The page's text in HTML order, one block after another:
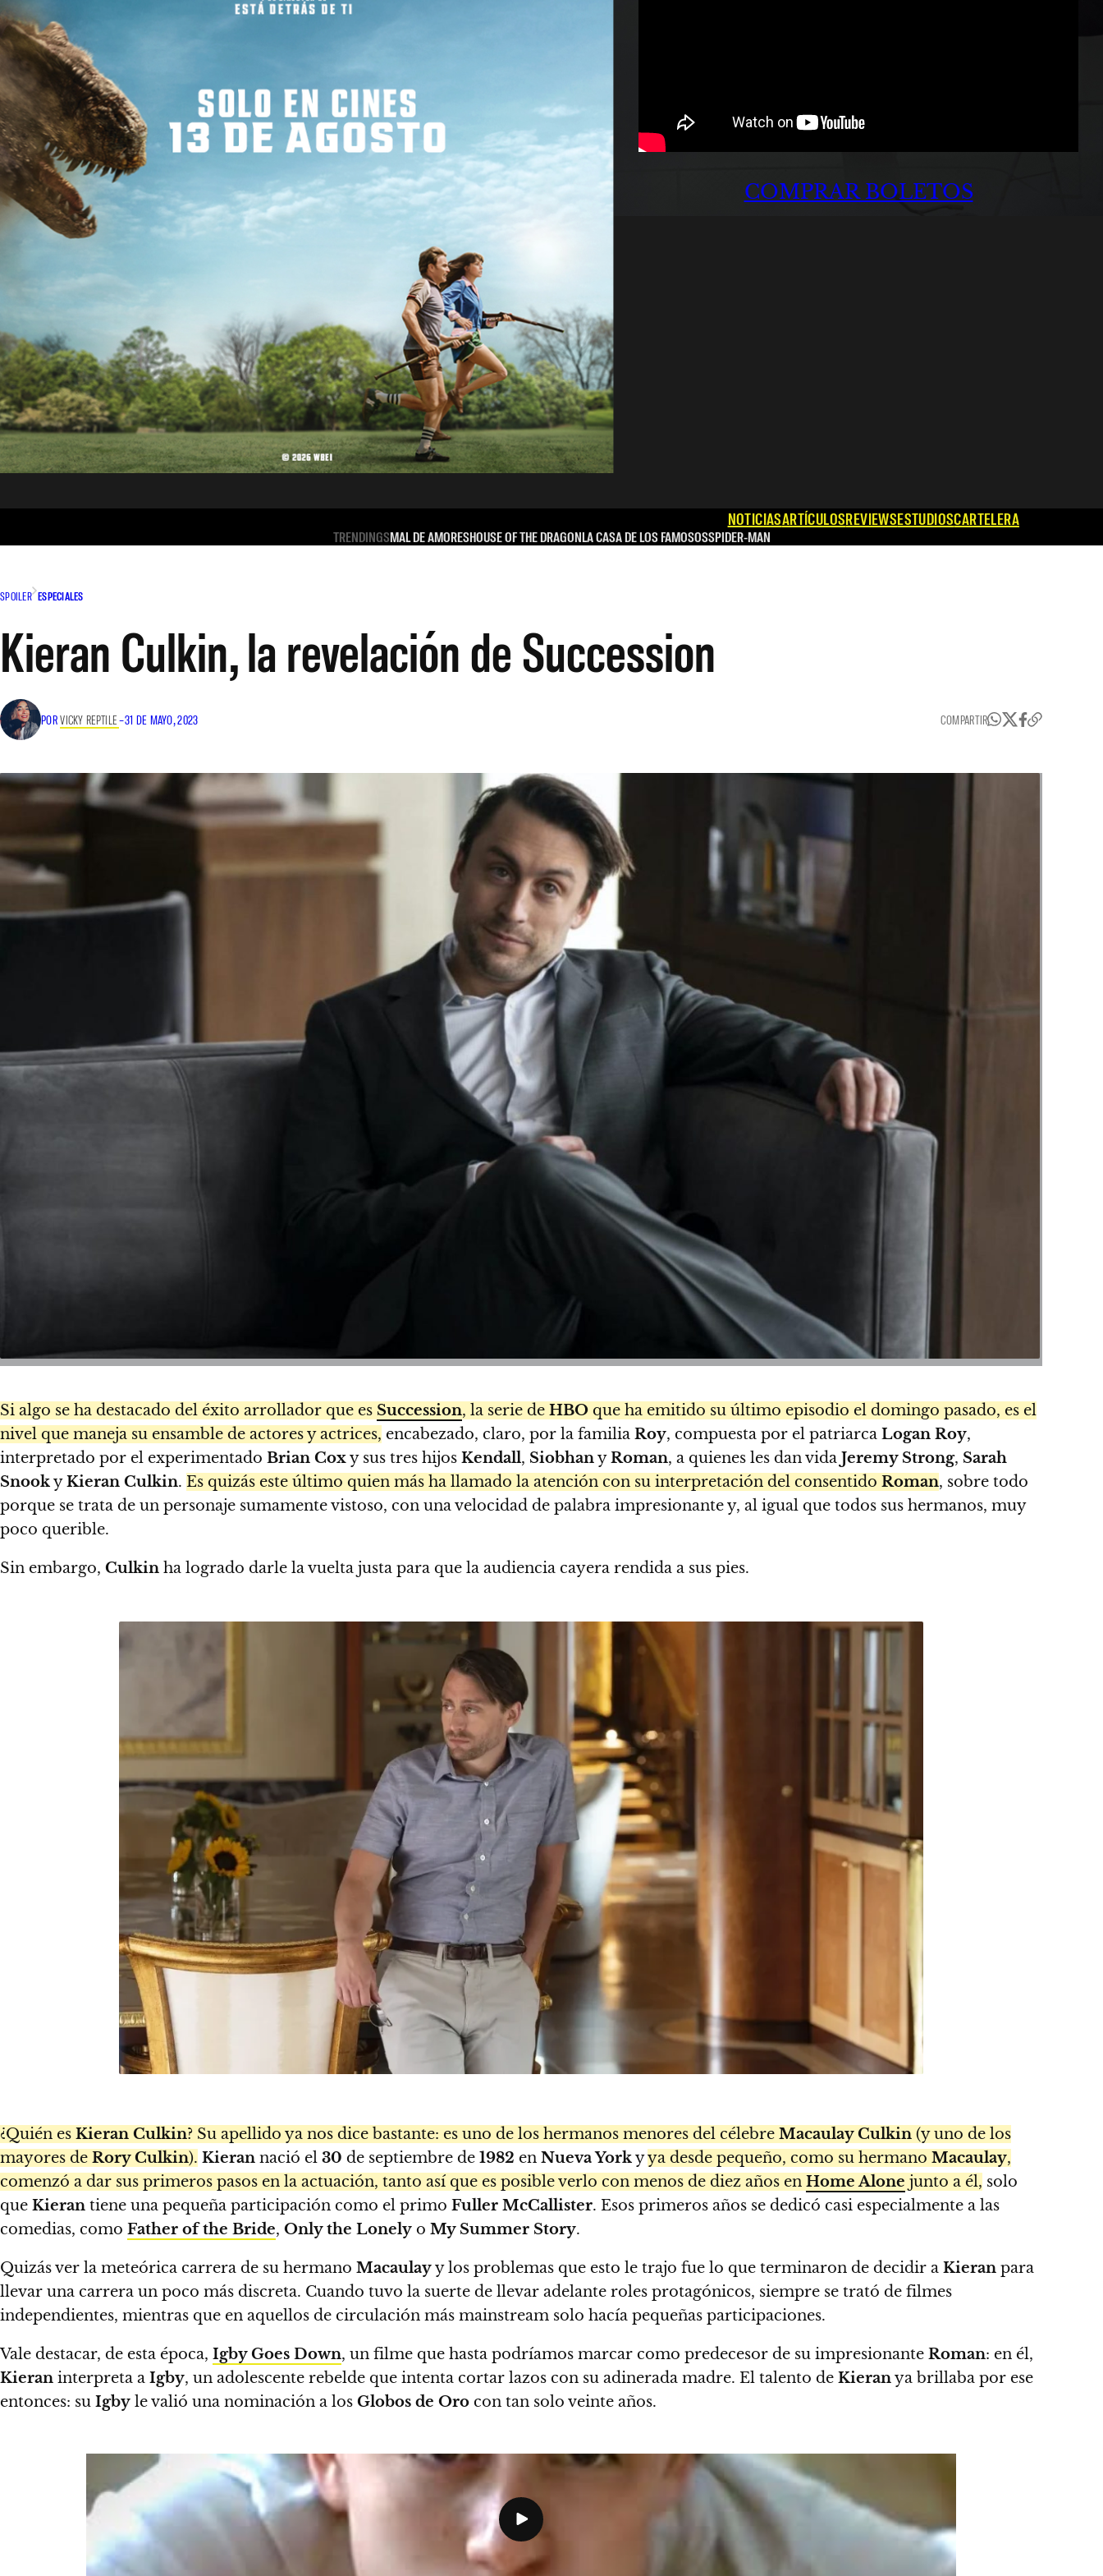
COMPRAR BOLETOS
NOTICIASARTÍCULOSREVIEWSESTUDIOSCARTELERA
TRENDINGSMAL DE AMORESHOUSE OF THE DRAGONLA CASA DE LOS FAMOSOSSPIDER-MAN
SPOILER ESPECIALES
Kieran Culkin, la revelación de Succession
PORVICKY REPTILE–31 DE MAYO, 2023 COMPARTIR
Si algo se ha destacado del éxito arrollador que es Succession, la serie de HBO que ha emitido su último episodio el domingo pasado, es el
nivel que maneja su ensamble de actores y actrices, encabezado, claro, por la familia Roy, compuesta por el patriarca Logan Roy,
interpretado por el experimentado Brian Coxy sus tres hijos Kendall, SiobhanyRoman, a quienes les dan vida Jeremy Strong, Sarah
SnookyKieran Culkin. Es quizás este último quien más ha llamado la atención con su interpretación del consentido Roman, sobre todo
porque se trata de un personaje sumamente vistoso, con una velocidad de palabra impresionante y, al igual que todos sus hermanos, muy
poco querible.
Sin embargo, Culkin ha logrado darle la vuelta justa para que la audiencia cayera rendida a sus pies.
¿Quién es Kieran Culkin? Su apellido ya nos dice bastante: es uno de los hermanos menores del célebre Macaulay Culkin (y uno de los
mayores de Rory Culkin). Kieran nació el 30 de septiembre de 1982 en Nueva Yorkyya desde pequeño, como su hermano Macaulay,
comenzó a dar sus primeros pasos en la actuación, tanto así que es posible verlo con menos de diez años en Home Alone junto a él, solo
que Kieran tiene una pequeña participación como el primo Fuller McCallister. Esos primeros años se dedicó casi especialmente a las
comedias, como Father of the Bride, Only the Lonely o My Summer Story.
Quizás ver la meteórica carrera de su hermano Macaulayy los problemas que esto le trajo fue lo que terminaron de decidir a Kieran para
llevar una carrera un poco más discreta. Cuando tuvo la suerte de llevar adelante roles protagónicos, siempre se trató de filmes
independientes, mientras que en aquellos de circulación más mainstream solo hacía pequeñas participaciones.
Vale destacar, de esta época, Igby Goes Down, un filme que hasta podríamos marcar como predecesor de su impresionante Roman: en él,
Kieran interpreta a Igby, un adolescente rebelde que intenta cortar lazos con su adinerada madre. El talento de Kieranya brillaba por ese
entonces: su Igby le valió una nominación a los Globos de Oro con tan solo veinte años.